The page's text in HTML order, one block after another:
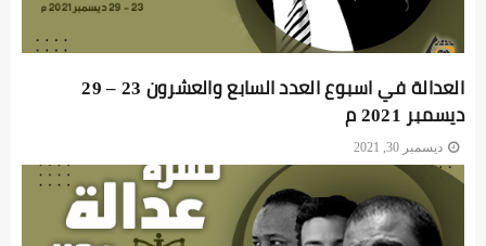
العدالة في اسبوع العدد السابع والعشرون 23 – 29
ديسمبر 2021 م
ديسمبر 30, 2021